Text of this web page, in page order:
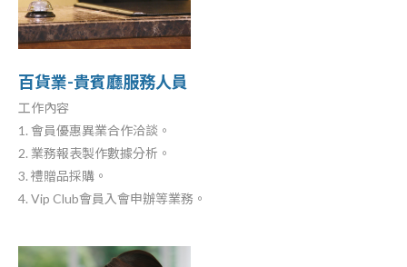
百貨業-貴賓廳服務人員
工作內容
1. 會員優惠異業合作洽談。
2. 業務報表製作數據分析。
3. 禮贈品採購。
4. Vip Club會員入會申辦等業務。